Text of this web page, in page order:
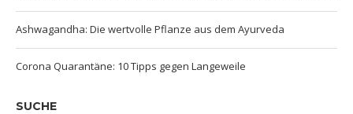
Ashwagandha: Die wertvolle Pflanze aus dem Ayurveda
Corona Quarantäne: 10 Tipps gegen Langeweile
SUCHE